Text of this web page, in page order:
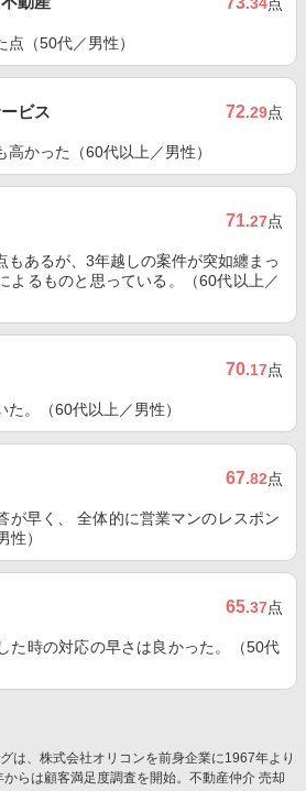
（50代／男性）
ビス 72.29点
かった（60代以上／男性）
71.27点
もあるが、3年越しの案件が突如纏まっ
よるものと思っている。（60代以上／
70.17点
。（60代以上／男性）
67.82点
が早く、 全体的に営業マンのレスポン
性）
65.37点
た時の対応の早さは良かった。（50代
は、株式会社オリコンを前身企業に1967年より
らは顧客満足度調査を開始。不動産仲介 売却